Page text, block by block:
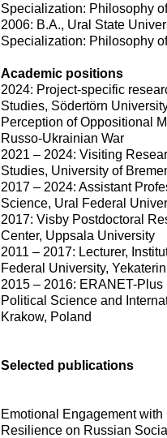
Specialization: Philosophy
2006: B.A., Ural State
Specialization: Philosophy
Academic positions
2024: Project-specific
Studies, Södertörn
Perception of Oppositional
Russo-Ukrainian War
2021 – 2024: Visiting
Studies, University of
2017 – 2024: Assistant
Science, Ural Federal
2017: Visby Postdoctoral
Center, Uppsala University
2011 – 2017: Lecturer,
Federal University,
2015 – 2016: ERANET-
Political Science and
Krakow, Poland
Selected publications
Emotional Engagement
Resilience on Russian